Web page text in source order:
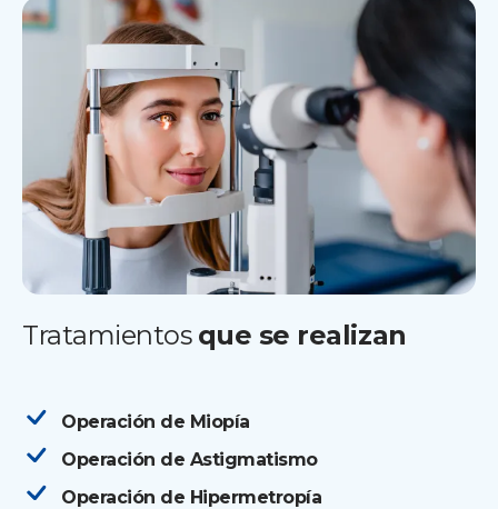
Tratamientos que se realizan
Operación de Miopía
Operación de Astigmatismo
Operación de Hipermetropía